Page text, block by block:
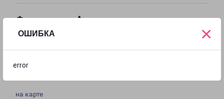
ОШИБКА
error
×
Филиалы в Ангарске
на карте